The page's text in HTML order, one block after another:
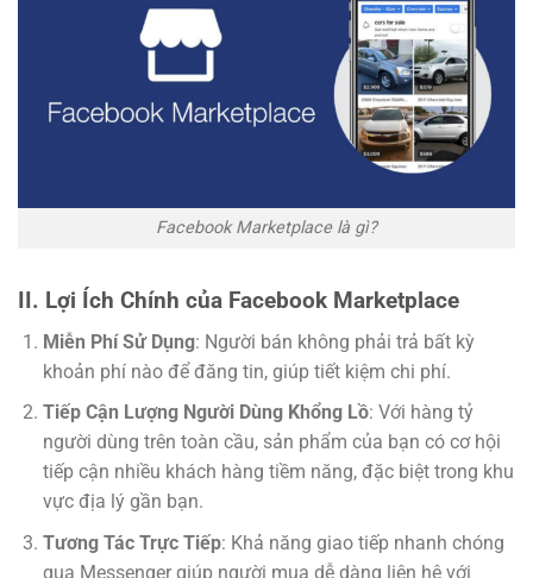
Facebook Marketplace là gì?
II. Lợi Ích Chính của Facebook Marketplace
Miễn Phí Sử Dụng: Người bán không phải trả bất kỳ
khoản phí nào để đăng tin, giúp tiết kiệm chi phí.
Tiếp Cận Lượng Người Dùng Khổng Lồ: Với hàng tỷ
người dùng trên toàn cầu, sản phẩm của bạn có cơ hội
tiếp cận nhiều khách hàng tiềm năng, đặc biệt trong khu
vực địa lý gần bạn.
Tương Tác Trực Tiếp: Khả năng giao tiếp nhanh chóng
qua Messenger giúp người mua dễ dàng liên hệ với